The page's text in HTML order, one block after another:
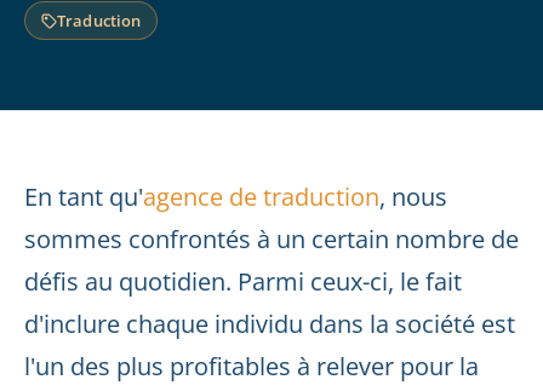
Traduction
En tant qu'agence de traduction, nous
sommes confrontés à un certain nombre de
défis au quotidien. Parmi ceux-ci, le fait
d'inclure chaque individu dans la société est
l'un des plus profitables à relever pour la